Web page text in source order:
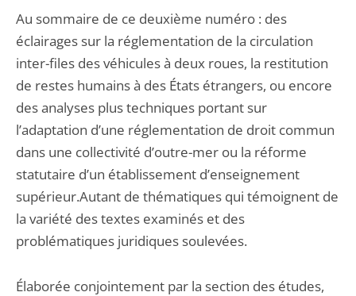
Au sommaire de ce deuxième numéro : des
éclairages sur la réglementation de la circulation
inter-files des véhicules à deux roues, la restitution
de restes humains à des États étrangers, ou encore
des analyses plus techniques portant sur
l’adaptation d’une réglementation de droit commun
dans une collectivité d’outre-mer ou la réforme
statutaire d’un établissement d’enseignement
supérieur.Autant de thématiques qui témoignent de
la variété des textes examinés et des
problématiques juridiques soulevées.
Élaborée conjointement par la section des études,